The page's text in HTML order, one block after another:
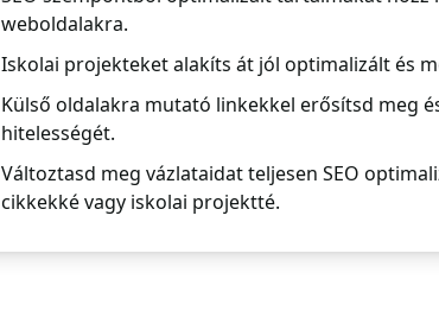
weboldalakra.
Iskolai projekteket alakíts át jól optimalizált és
Külső oldalakra mutató linkekkel erősítsd meg
hitelességét.
Változtasd meg vázlataidat teljesen SEO
cikkekké vagy iskolai projektté.